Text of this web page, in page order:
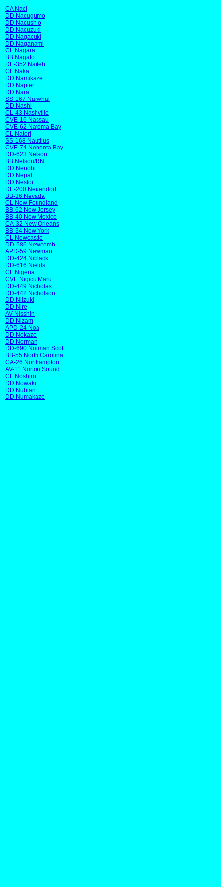
CA Naci
DD Nacugumo
DD Nacushio
DD Nacuzuki
DD Nagacuki
DD Naganami
CL Nagara
BB Nagato
DE-352 Naifeh
CL Naka
DD Namikaze
DD Napier
DD Nara
SS-167 Narwhal
DD Nashi
CL-43 Nashville
CVE-16 Nassau
CVE-62 Natoma Bay
CL Natori
SS-168 Nautilus
CVE-74 Nehenta Bay
DD-623 Nelson
BB Nelson/RN
DD Nenohi
DD Nepal
DD Nestor
DE-200 Neuendorf
BB-36 Nevada
CL New Foundland
BB-62 New Jersey
BB-40 New Mexico
CA-32 New Orleans
BB-34 New York
CL Newcastle
DD-586 Newcomb
APD-59 Newman
DD-424 Niblack
DD-616 Nields
CL Nigeria
CVE Nigicu Maru
DD-449 Nicholas
DD-442 Nicholson
DD Niizuki
DD Nire
AV Nisshin
DD Nizam
APD-24 Noa
DD Nokaze
DD Norman
DD-690 Norman Scott
BB-55 North Carolina
CA-26 Northampton
AV-11 Norton Sound
CL Noshiro
DD Nowaki
DD Nubian
DD Numakaze